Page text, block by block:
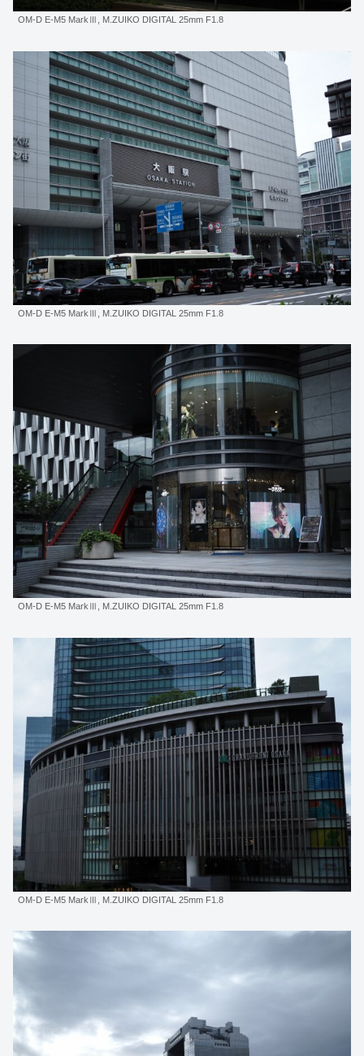
OM-D E-M5 MarkⅢ, M.ZUIKO DIGITAL 25mm F1.8
OM-D E-M5 MarkⅢ, M.ZUIKO DIGITAL 25mm F1.8
OM-D E-M5 MarkⅢ, M.ZUIKO DIGITAL 25mm F1.8
OM-D E-M5 MarkⅢ, M.ZUIKO DIGITAL 25mm F1.8